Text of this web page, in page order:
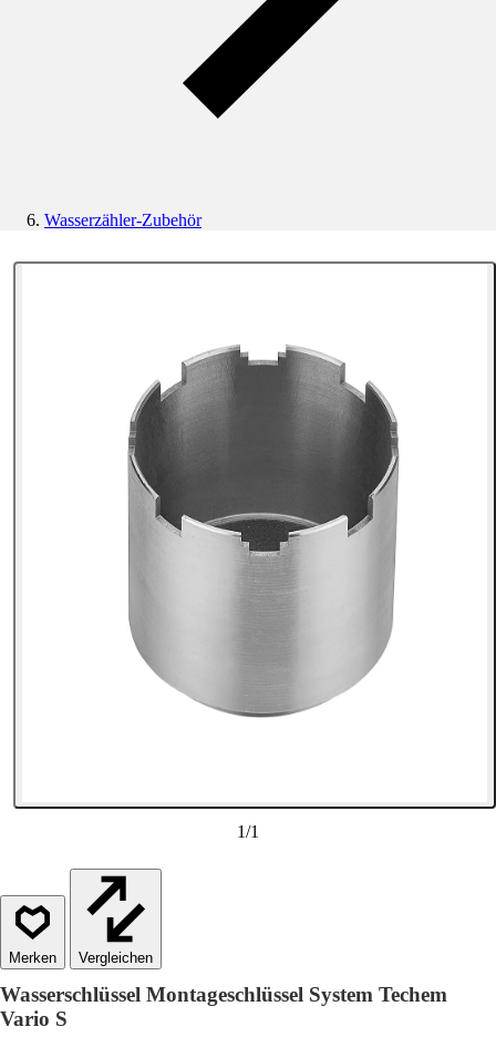
Wasserzähler-Zubehör
1/1
Vergleichen
Wasserschlüssel Montageschlüssel System Techem
Vario S